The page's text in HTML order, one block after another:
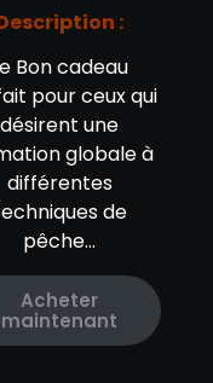
:
Bon cadeau
pour ceux qui
désirent une
globale à
différentes
de
pêche…
Acheter
maintenant